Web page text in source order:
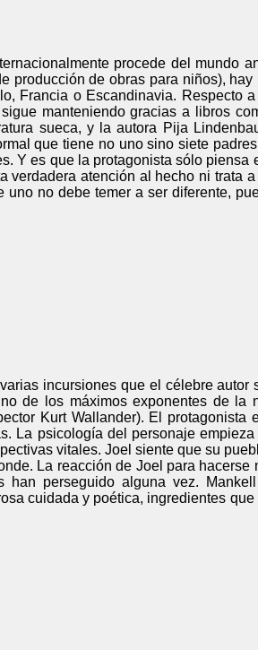
procede del mundo
producción de obras para niños),
Francia o Escandinavia. Respecto
manteniendo gracias a libros
sueca, y la autora Pija
que tiene no uno sino siete
Y es que la protagonista sólo piensa
atención al hecho ni trata
no debe temer a ser diferente,
incursiones que el célebre
de los máximos exponentes de la
Kurt Wallander). El protagonista
La psicología del personaje
vitales. Joel siente que su
La reacción de Joel para hacerse
perseguido alguna vez.
cuidada y poética, ingredientes